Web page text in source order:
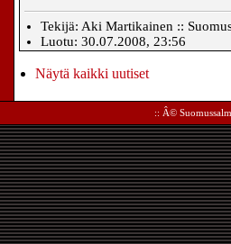
Tekijä: Aki Martikainen ::
Luotu: 30.07.2008, 23:56
Näytä kaikki uutiset
:: Â©